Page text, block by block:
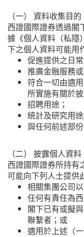
（一） 資料收集目的
西證國際證券透過閣
據《個人資料（私隱
下之個人資料可能用
促進提供之日
推廣金融服務或
符合一切由適
所實施有關於
招聘用途；
統計及研究用
與任何前述部
（二） 披露個人資料
西證國際證券所持有
可能向下列人士提供
相關集團公司
任何有責任為
閣下已有或擬
聯繫者；或
適用於上述（